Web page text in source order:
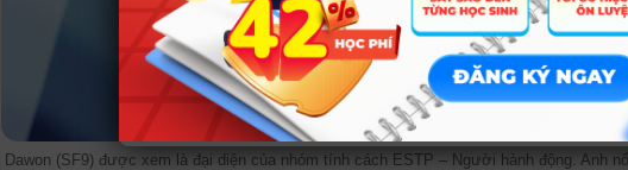
Dawon (SF9) được xem là đại diện của nhóm tính cách ESTP – Người hành động. Anh